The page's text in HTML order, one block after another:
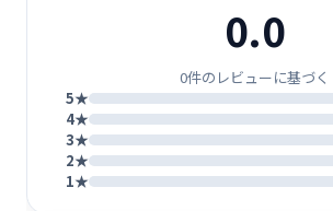
0.0
0件のレビューに基づく
5★
4★
3★
2★
1★